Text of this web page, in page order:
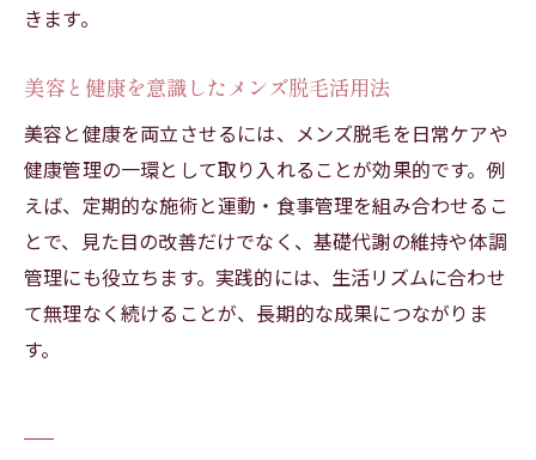
きます。
美容と健康を意識したメンズ脱毛活用法
美容と健康を両立させるには、メンズ脱毛を日常ケアや
健康管理の一環として取り入れることが効果的です。例
えば、定期的な施術と運動・食事管理を組み合わせるこ
とで、見た目の改善だけでなく、基礎代謝の維持や体調
管理にも役立ちます。実践的には、生活リズムに合わせ
て無理なく続けることが、長期的な成果につながりま
す。